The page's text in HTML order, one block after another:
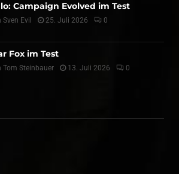
Campaign Evolved im Test
Sven Evil 25. Juli 2026 0
Fox im Test
Tom Steinbauer 13. Juli 2026 0